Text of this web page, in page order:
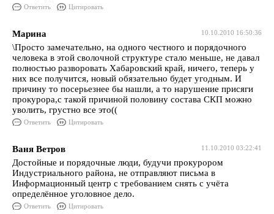
Ответить Цитировать
10.10.2010 16:50:36
Марина
\Просто замечательно, на одного честного и порядочного
человека в этой сволочной структуре стало меньше, не давал
полностью разворовать Хабаровский край, ничего, теперь у
них все получится, новый обязательно будет угодным. И
причину то посерьезнее бы нашли, а то нарушение присяги
прокурора,с такой причиной половину состава СКП можно
уволить, грустно все это((
Ответить Цитировать
11.10.2010 03:22:41
Ваня Ветров
Достойные и порядочные люди, будучи прокурором
Индустриального района, не отправляют письма в
Информационный центр с требованием снять с учёта
определённое уголовное дело.
Ответить Цитировать